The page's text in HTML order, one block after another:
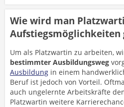
Wie wird man
Aufstiegsmöglichkeiten
Um als Platzwartin zu arbeiten,
bestimmter Ausbildungsweg
Ausbildung in einem
Beruf ist jedoch von Vorteil.
auch ungelernte Arbeitskräfte
Platzwartin weitere